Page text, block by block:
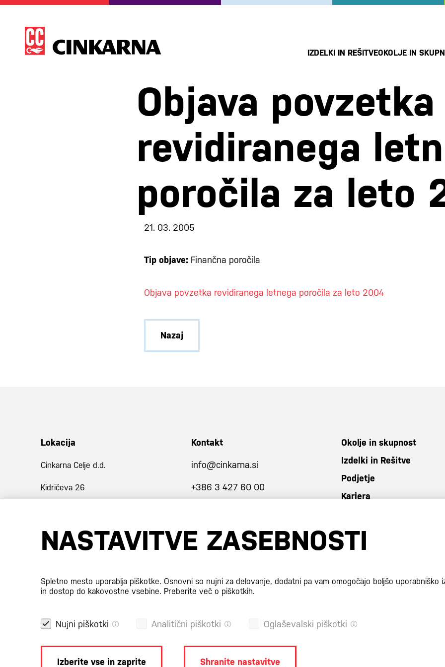
IZDELKI IN REŠITVEOKOLJE IN
Objava povzetka
revidiranega
poročila za leto
21. 03. 2005
Tip objave: Finančna poročila
Objava povzetka revidiranega letnega poročila za leto 2004
Nazaj
Lokacija
Cinkarna Celje d.d.
Kidričeva 26
Slovenija
Kontakt
info@cinkarna.si
+386 3 427 60 00
Okolje in skupnost
Izdelki in Rešitve
Podjetje
Kariera
NASTAVITVE ZASEBNOSTI
Spletno mesto uporablja piškotke. Osnovni so nujni za delovanje, dodatni pa vam omogočajo boljšo uporabniško
in dostop do kakovostne vsebine. Preberite več o piškotkih.
Nujni piškotki Analitični piškotki Oglaševalski piškotki
Izberite vse in zaprite Shranite nastavitve